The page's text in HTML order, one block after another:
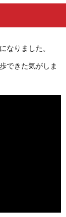
なりました。
できた気がしま